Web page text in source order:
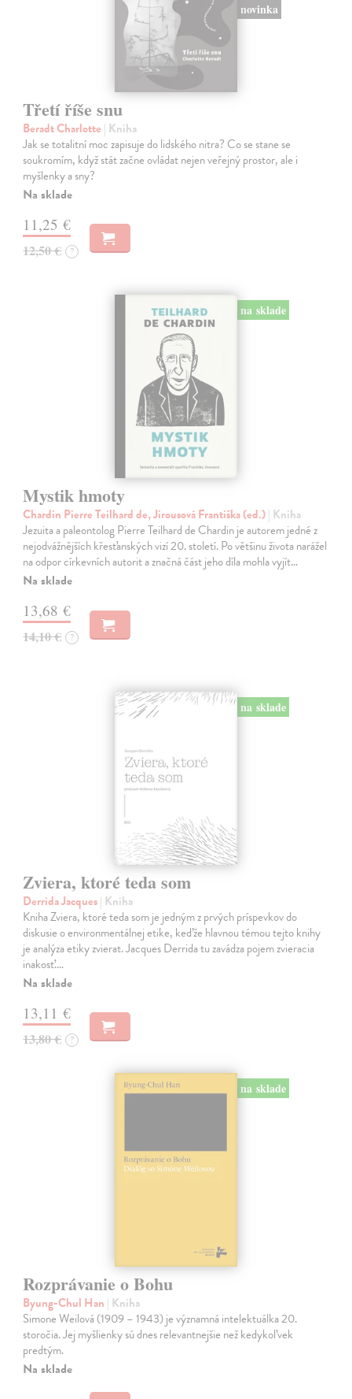
novinka
Třetí říše snu
Beradt Charlotte | Kniha
Jak se totalitní moc zapisuje do lidského nitra? Co se stane se
soukromím, když stát začne ovládat nejen veřejný prostor, ale i
myšlenky a sny?
Na sklade
11,25 €
12,50 € ?
na sklade
Mystik hmoty
Chardin Pierre Teilhard de, Jirousová Františka (ed.)| Kniha
Jezuita a paleontolog Pierre Teilhard de Chardin je autorem jedné z
nejodvážnějších křesťanských vizí 20. století. Po většinu života narážel
na odpor církevních autorit a značná část jeho díla mohla vyjít…
Na sklade
13,68 €
14,10 € ?
na sklade
Zviera, ktoré teda som
Derrida Jacques| Kniha
Kniha Zviera, ktoré teda som je jedným z prvých príspevkov do
diskusie o environmentálnej etike, keďže hlavnou témou tejto knihy
je analýza etiky zvierat. Jacques Derrida tu zavádza pojem zvieracia
inakosť.…
Na sklade
13,11 €
13,80 € ?
na sklade
Rozprávanie o Bohu
Byung-Chul Han | Kniha
Simone Weilová (1909 – 1943) je významná intelektuálka 20.
storočia. Jej myšlienky sú dnes relevantnejšie než kedykoľvek
predtým.
Na sklade